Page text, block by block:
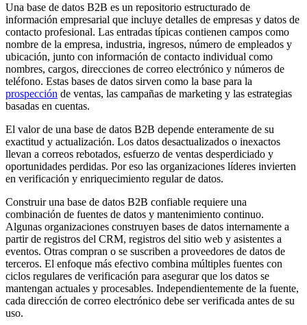
Una base de datos B2B es un repositorio estructurado de
información empresarial que incluye detalles de empresas y datos de
contacto profesional. Las entradas típicas contienen campos como
nombre de la empresa, industria, ingresos, número de empleados y
ubicación, junto con información de contacto individual como
nombres, cargos, direcciones de correo electrónico y números de
teléfono. Estas bases de datos sirven como la base para la
prospección de ventas, las campañas de marketing y las estrategias
basadas en cuentas.
El valor de una base de datos B2B depende enteramente de su
exactitud y actualización. Los datos desactualizados o inexactos
llevan a correos rebotados, esfuerzo de ventas desperdiciado y
oportunidades perdidas. Por eso las organizaciones líderes invierten
en verificación y enriquecimiento regular de datos.
Construir una base de datos B2B confiable requiere una
combinación de fuentes de datos y mantenimiento continuo.
Algunas organizaciones construyen bases de datos internamente a
partir de registros del CRM, registros del sitio web y asistentes a
eventos. Otras compran o se suscriben a proveedores de datos de
terceros. El enfoque más efectivo combina múltiples fuentes con
ciclos regulares de verificación para asegurar que los datos se
mantengan actuales y procesables. Independientemente de la fuente,
cada dirección de correo electrónico debe ser verificada antes de su
uso.